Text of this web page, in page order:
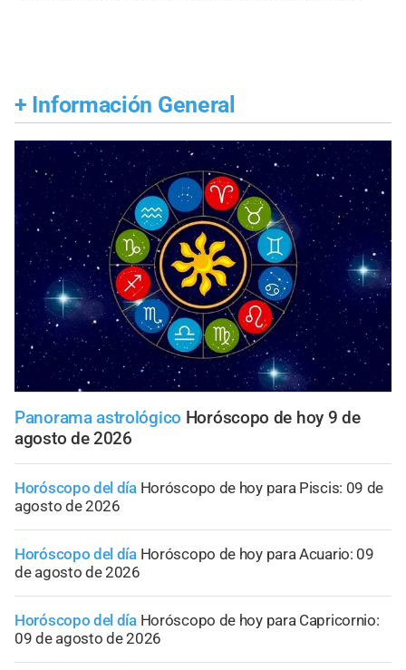
+ Información General
Panorama astrológico Horóscopo de hoy 9 de
agosto de 2026
Horóscopo del día Horóscopo de hoy para Piscis: 09 de
agosto de 2026
Horóscopo del día Horóscopo de hoy para Acuario: 09
de agosto de 2026
Horóscopo del día Horóscopo de hoy para Capricornio:
09 de agosto de 2026